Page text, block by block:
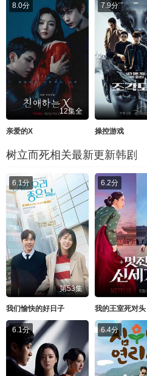
8.0分
12集全
亲爱的X
7.9分
操控游戏
树立而死相关最新更新韩剧
6.1分
第53集
我们愉快的好日子
6.2分
我的王室死对头
6.1分 6.4分